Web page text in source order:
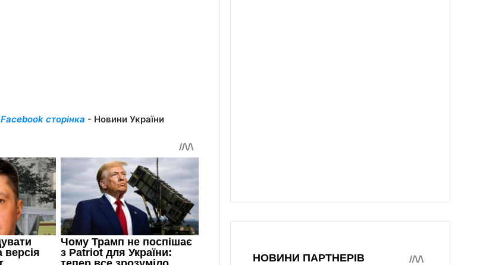
Facebook сторінка - Новини України